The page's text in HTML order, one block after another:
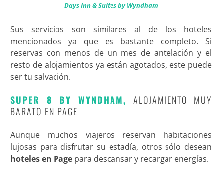
Days Inn & Suites by Wyndham
Sus servicios son similares al de los hoteles
mencionados ya que es bastante completo. Si
reservas con menos de un mes de antelación y el
resto de alojamientos ya están agotados, este puede
ser tu salvación.
SUPER 8 BY WYNDHAM, ALOJAMIENTO MUY
BARATO EN PAGE
Aunque muchos viajeros reservan habitaciones
lujosas para disfrutar su estadía, otros sólo desean
hoteles en Page para descansar y recargar energías.